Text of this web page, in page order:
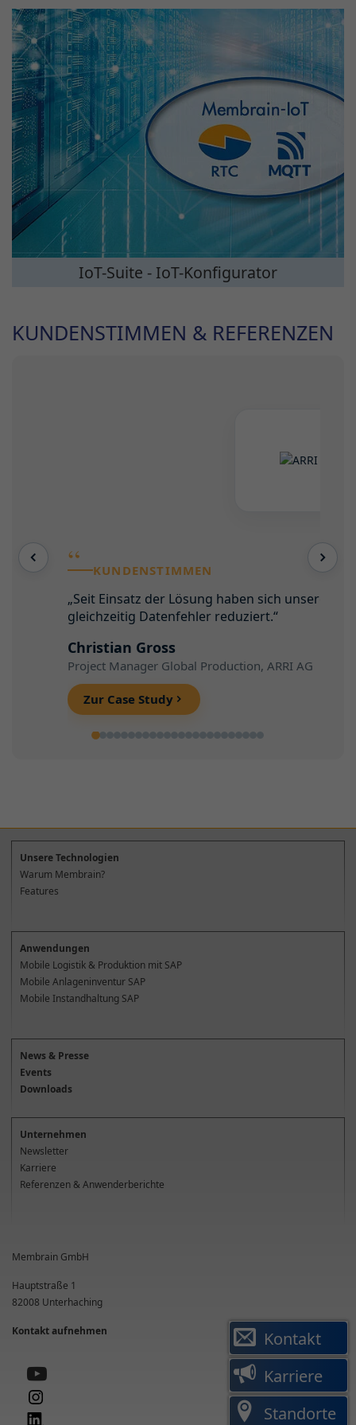
Standorte
Karriere
Kontakt
IoT-Suite - IoT-Konfigurator
KUNDENSTIMMEN & REFERENZEN
“ KUNDENSTIMMEN
„Seit Einsatz der Lösung haben sich unsere
gleichzeitig Datenfehler reduziert.“
Christian Gross
Project Manager Global Production, ARRI AG
Zur Case Study
Unsere Technologien
Warum Membrain?
Features
Anwendungen
Mobile Logistik & Produktion mit SAP
Mobile Anlageninventur SAP
Mobile Instandhaltung SAP
News & Presse
Events
Downloads
Unternehmen
Newsletter
Karriere
Referenzen & Anwenderberichte
Membrain GmbH
Hauptstraße 1
82008 Unterhaching
Kontakt aufnehmen